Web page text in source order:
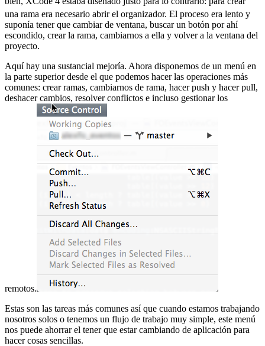
una rama era necesario abrir el organizador. El proceso era lento y
suponía tener que cambiar de ventana, buscar un botón por ahí
escondido, crear la rama, cambiarnos a ella y volver a la ventana del
proyecto.
Aquí hay una sustancial mejoría. Ahora disponemos de un menú en
la parte superior desde el que podemos hacer las operaciones más
comunes: crear ramas, cambiarnos de rama, hacer push y hacer pull,
deshacer cambios, resolver conflictos e incluso gestionar los
remotos.
Estas son las tareas más comunes así que cuando estamos trabajando
nosotros solos o tenemos un flujo de trabajo muy simple, este menú
nos puede ahorrar el tener que estar cambiando de aplicación para
hacer cosas sencillas.